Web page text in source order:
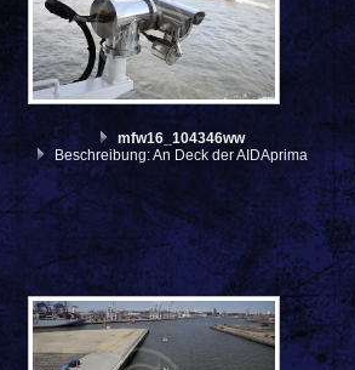
mfw16_104346ww
Beschreibung: An Deck der AIDAprima